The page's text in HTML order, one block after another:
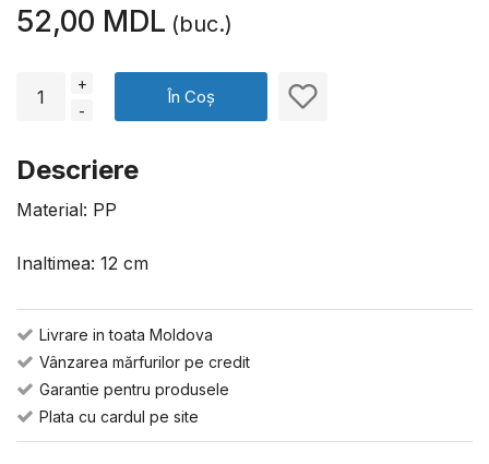
52,00 MDL (buc.)
+
-
În Coș
Descriere
Material: PP
Inaltimea: 12 cm
Livrare in toata Moldova
Vânzarea mărfurilor pe credit
Garantie pentru produsele
Plata cu cardul pe site